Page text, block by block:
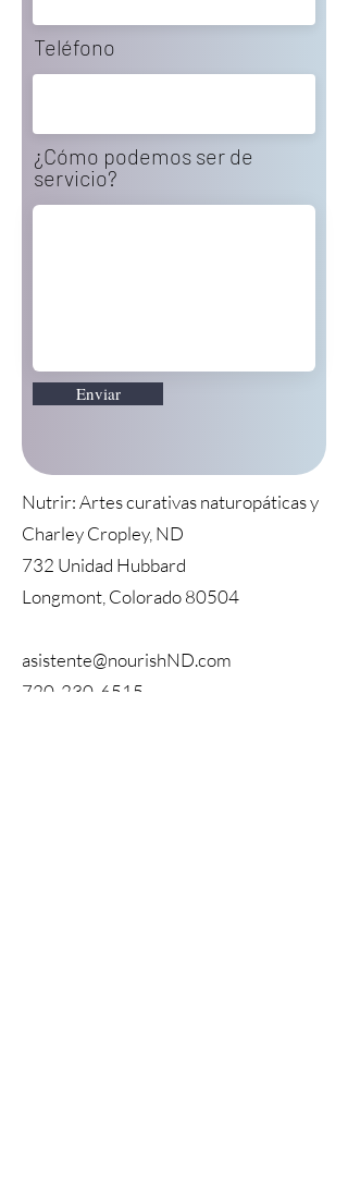
Teléfono
¿Cómo podemos ser de
servicio?
Enviar
Nutrir: Artes curativas naturopáticas y
Charley Cropley, ND
732 Unidad Hubbard
Longmont, Colorado 80504
asistente@nourishND.com
720-230-6515